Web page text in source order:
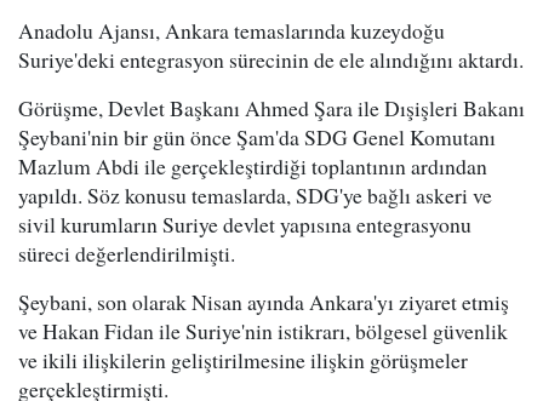
Anadolu Ajansı, Ankara temaslarında kuzeydoğu
Suriye'deki entegrasyon sürecinin de ele alındığını aktardı.
Görüşme, Devlet Başkanı Ahmed Şara ile Dışişleri Bakanı
Şeybani'nin bir gün önce Şam'da SDG Genel Komutanı
Mazlum Abdi ile gerçekleştirdiği toplantının ardından
yapıldı. Söz konusu temaslarda, SDG'ye bağlı askeri ve
sivil kurumların Suriye devlet yapısına entegrasyonu
süreci değerlendirilmişti.
Şeybani, son olarak Nisan ayında Ankara'yı ziyaret etmiş
ve Hakan Fidan ile Suriye'nin istikrarı, bölgesel güvenlik
ve ikili ilişkilerin geliştirilmesine ilişkin görüşmeler
gerçekleştirmişti.